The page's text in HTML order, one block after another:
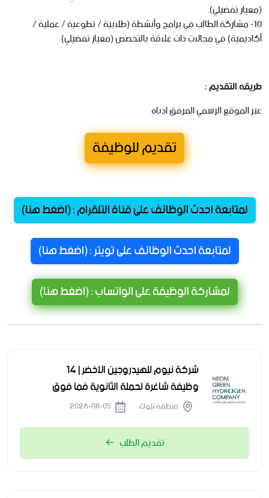
(معيار تفضيلي).
10- مشاركة الطالب في برامج وأنشطة (طلابية / تطوعية / عملية /
أكاديمية) في مجالات ذات علاقة بالتخصص (معيار تفضيلي).
طريقه التقديم :
عبر الموقع الرسمي المرفق ادناه
تقديم للوظيفة
لمتابعة احدث الوظائف على قناة التلقرام : (اضغط هنا)
لمتابعة احدث الوظائف على تويتر : (اضغط هنا)
لمشاركة الوظيفة على الواتساب : (اضغط هنا)
شركة نيوم للهيدروجين الأخضر | 14
وظيفة شاغرة لحملة الثانوية فما فوق
منطقة تبوك
تقديم الطلب